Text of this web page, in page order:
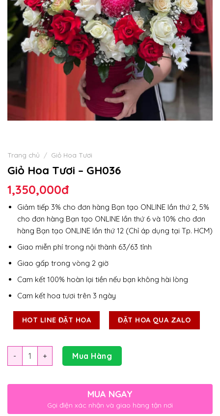
Trang chủ / Giỏ Hoa Tươi
Giỏ Hoa Tươi – GH036
1,350,000đ
Giảm tiếp 3% cho đơn hàng Bạn tạo ONLINE lần thứ 2, 5%
cho đơn hàng Bạn tạo ONLINE lần thứ 6 và 10% cho đơn
hàng Bạn tạo ONLINE lần thứ 12 (Chỉ áp dụng tại Tp. HCM)
Giao miễn phí trong nội thành 63/63 tỉnh
Giao gấp trong vòng 2 giờ
Cam kết 100% hoàn lại tiền nếu bạn không hài lòng
Cam kết hoa tươi trên 3 ngày
HOT LINE ĐẶT HOA ĐẶT HOA QUA ZALO
Số lượng Mua Hàng
MUA NGAY
Gọi điện xác nhận và giao hàng tận nơi